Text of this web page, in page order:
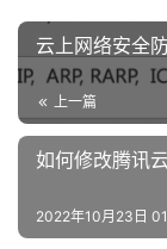
告
云上网络安全
上一篇
如何修改腾讯
2022年10月23日